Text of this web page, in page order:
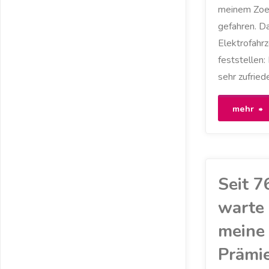
meinem
gefahren.
feststellen:
sehr
mehr
Seit
warte